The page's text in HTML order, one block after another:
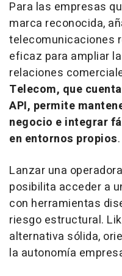
Para las empresas
marca reconocida,
telecomunicaciones
eficaz para ampliar
relaciones
Telecom, que
API, permite
negocio e integrar
en entornos propios.
Lanzar una
posibilita acceder a
con herramientas
riesgo estructural.
alternativa sólida,
la autonomía